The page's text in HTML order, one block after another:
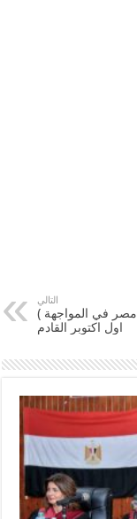
التالي
مصر في المواجهة )
اول اكتوبر القادم